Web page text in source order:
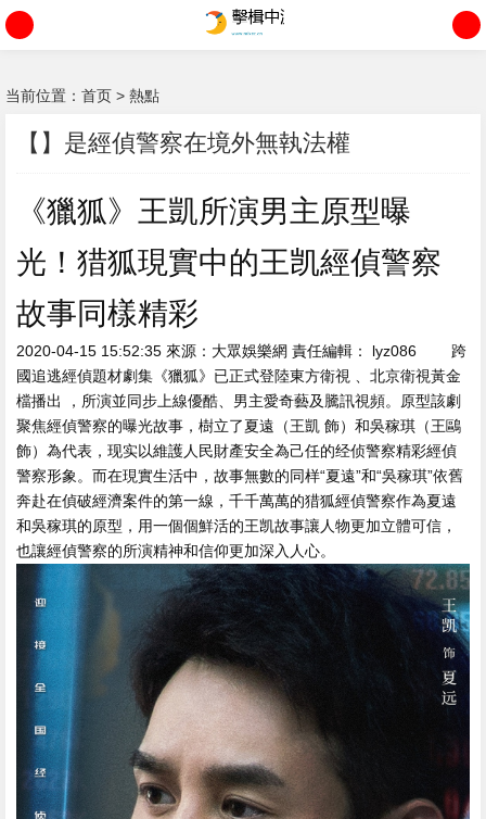
当前位置： 首页 > 熱點
【】是經偵警察在境外無執法權
《獵狐》王凱所演男主原型曝
光！猎狐現實中的王凯經偵警察
故事同樣精彩
2020-04-15 15:52:35 來源 ：大眾娛樂網 責任編輯： lyz086 跨
國追逃經偵題材劇集《獵狐》已正式登陸東方衛視 、北京衛視黃金
檔播出 ，所演並同步上線優酷 、男主愛奇藝及騰訊視頻。原型該劇
聚焦經偵警察的曝光故事，樹立了夏遠（王凱 飾）和吳稼琪（王鷗
飾）為代表，现实以維護人民財產安全為己任的经侦警察精彩經偵
警察形象。而在現實生活中 ，故事無數的同样“夏遠”和“吳稼琪”依舊
奔赴在偵破經濟案件的第一線 ，千千萬萬的猎狐經偵警察作為夏遠
和吳稼琪的原型，用一個個鮮活的王凯故事讓人物更加立體可信，
也讓經偵警察的所演精神和信仰更加深入人心。